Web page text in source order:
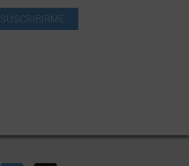
SUSCRIBIRME